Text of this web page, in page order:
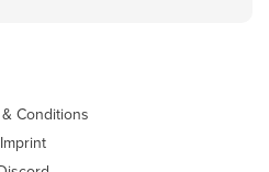
Conditions
Imprint